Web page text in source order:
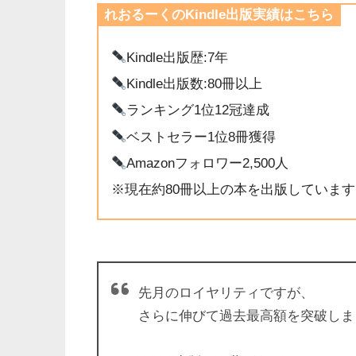
れおるーくのKindle出版実績はこちら
Kindle出版歴:7年
Kindle出版数:80冊以上
ランキング1位12冠達成
ベストセラー1位8冊獲得
Amazonフォロワー2,500人
※現在約80冊以上の本を出版しています
先月のロイヤリティですが、
さらに伸びて過去最高額を突破し